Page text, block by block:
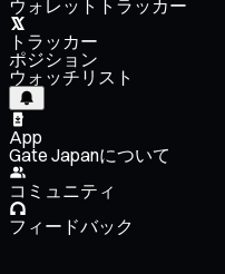
ウォレットトラッカー
トラッカー
ポジション
ウォッチリスト
App
Gate Japanについて
コミュニティ
フィードバック